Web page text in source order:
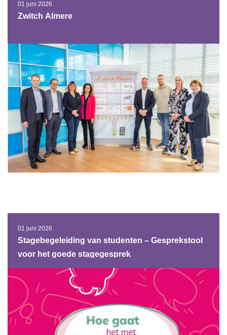
01 juni 2026
Zwitch Almere
01 juni 2026
Stagebegeleiding van studenten – Gesprekstool
voor het goede stagegesprek